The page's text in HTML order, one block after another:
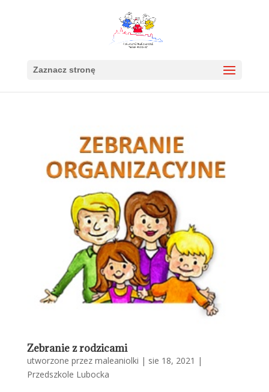
Zaznacz stronę
Zebranie z rodzicami
utworzone przez maleaniolki | sie 18, 2021 |
Przedszkole Lubocka